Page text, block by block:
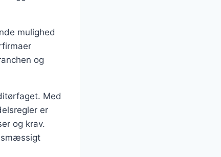
mulighed
og
Med
er
og krav.